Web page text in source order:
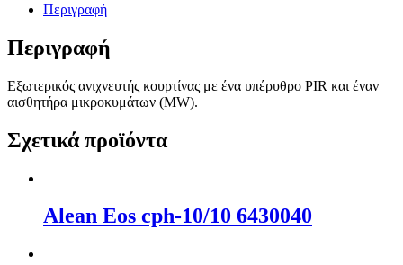
Περιγραφή
Περιγραφή
Εξωτερικός ανιχνευτής κουρτίνας με ένα υπέρυθρο PIR και έναν
αισθητήρα μικροκυμάτων (MW).
Σχετικά προϊόντα
Alean Eos cph-10/10 6430040